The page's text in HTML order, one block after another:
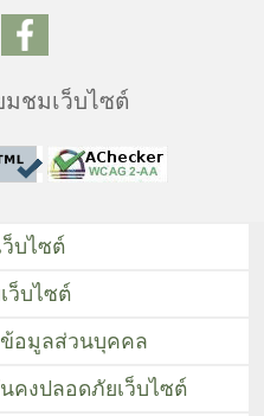
มชมเว็บไซต์
ว็บไซต์
ว็บไซต์
อมูลส่วนบุคคล
คงปลอดภัยเว็บไซต์